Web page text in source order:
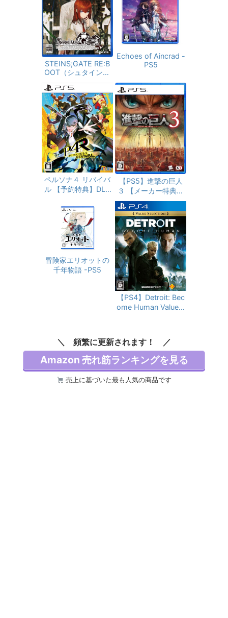
C通話 マイク付き 自
動ペアリング Type-
C充電 タッチ式音量
調整 Siri対応0606
(ブラック)
STEINS;GATE RE:B
OOT（シュタインズ
【予約特典】DLC「S
TEINS;GATE 変移空
間のオクテット」 同
梱 - PS5
Echoes of Aincrad -
PS5
ペルソナ４ リバイバ
ル 【予約特典】DLC
バル: P3R＆P5R Extr
a BGMセット」同梱
- PS5
【PS5】進撃の巨人
３ 【メーカー特典あ
り】 【早期購入特
典】「キャラクター
エディットパーツ：
自由の翼パーカー」
DLC 同梱
冒険家エリオットの
千年物語 -PS5
【PS4】Detroit: Bec
ome Human Value S
頻繁に更新されます！
Amazon 売れ筋ランキングを見る
売上に基づいた最も人気の商品です